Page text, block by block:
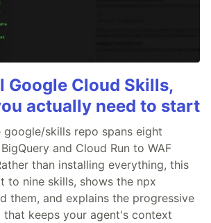
Google Cloud Skills,
actually need to start
google/skills repo spans eight
and Cloud Run to WAF
than installing everything, this
to nine skills, shows the npx
them, and explains the progressive
that keeps your agent's context